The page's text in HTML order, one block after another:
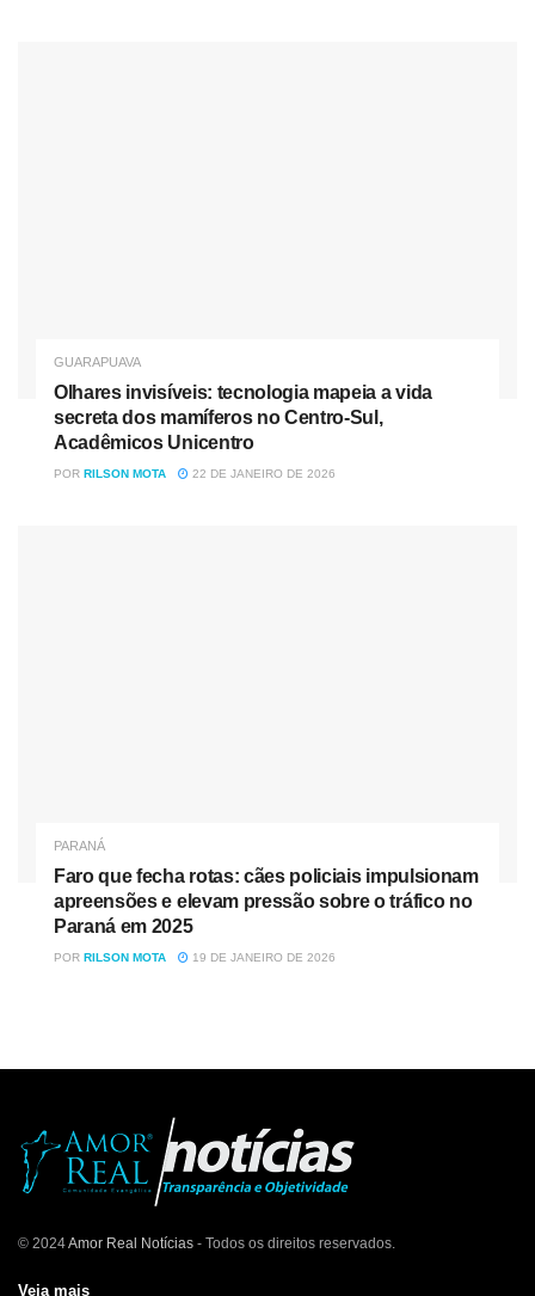
GUARAPUAVA
Olhares invisíveis: tecnologia mapeia a vida
secreta dos mamíferos no Centro-Sul,
Acadêmicos Unicentro
POR RILSON MOTA 22 DE JANEIRO DE 2026
PARANÁ
Faro que fecha rotas: cães policiais impulsionam
apreensões e elevam pressão sobre o tráfico no
Paraná em 2025
POR RILSON MOTA 19 DE JANEIRO DE 2026
© 2024Amor Real Notícias - Todos os direitos reservados.
Veja mais